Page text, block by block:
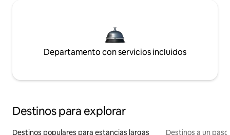
Departamento con servicios incluidos
Destinos para explorar
Destinos populares para estancias largas Destinos a un